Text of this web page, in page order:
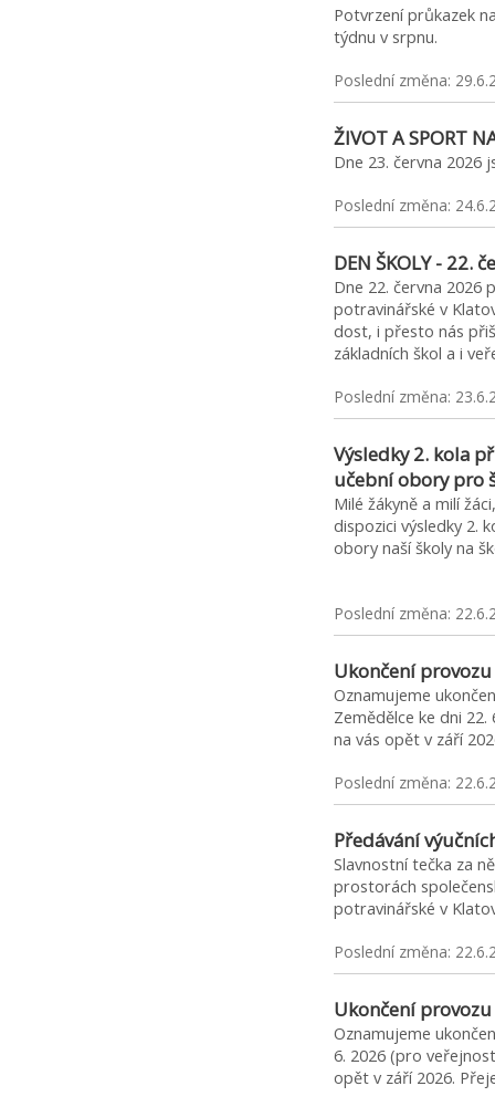
Potvrzení průkazek
týdnu v srpnu.
Poslední změna:
ŽIVOT A SPORT
Dne 23. června 2026
Poslední změna:
DEN ŠKOLY - 22.
Dne 22. června 2026
potravinářské v
dost, i přesto nás
základních škol a i
Poslední změna:
Výsledky 2. kola
učební obory pro
Milé žákyně a milí
dispozici výsledky 2.
obory naší školy
Poslední změna:
Ukončení
Oznamujeme
Zemědělce ke dni
na vás opět v září
Poslední změna:
Předávání
Slavnostní tečka za
prostorách
potravinářské v
Poslední změna:
Ukončení
Oznamujeme
6. 2026 (pro
opět v září 2026.